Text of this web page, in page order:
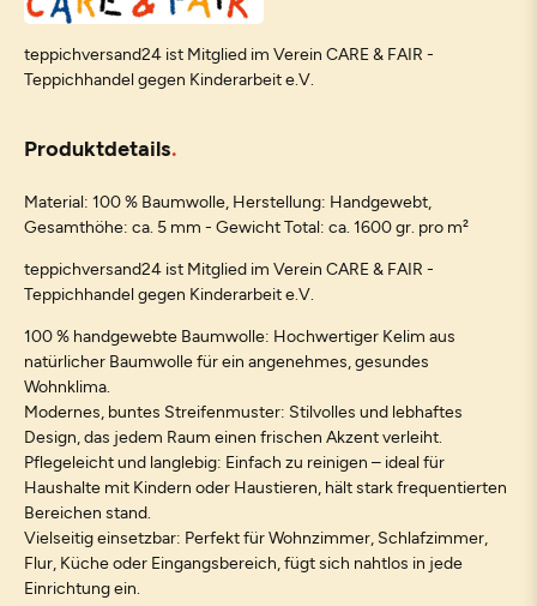
teppichversand24 ist Mitglied im Verein CARE & FAIR -
Teppichhandel gegen Kinderarbeit e.V.
Produktdetails
Material: 100 % Baumwolle, Herstellung: Handgewebt,
Gesamthöhe: ca. 5 mm - Gewicht Total: ca. 1600 gr. pro m²
teppichversand24 ist Mitglied im Verein CARE & FAIR -
Teppichhandel gegen Kinderarbeit e.V.
100 % handgewebte Baumwolle: Hochwertiger Kelim aus
natürlicher Baumwolle für ein angenehmes, gesundes
Wohnklima.
Modernes, buntes Streifenmuster: Stilvolles und lebhaftes
Design, das jedem Raum einen frischen Akzent verleiht.
Pflegeleicht und langlebig: Einfach zu reinigen – ideal für
Haushalte mit Kindern oder Haustieren, hält stark frequentierten
Bereichen stand.
Vielseitig einsetzbar: Perfekt für Wohnzimmer, Schlafzimmer,
Flur, Küche oder Eingangsbereich, fügt sich nahtlos in jede
Einrichtung ein.